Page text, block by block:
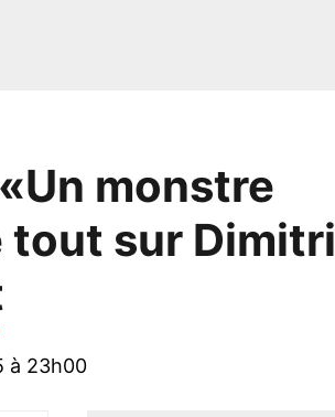
monstre
tout sur Dimitri
à 23h00